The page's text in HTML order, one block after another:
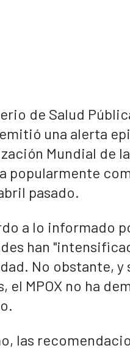
de Salud
una alerta
Mundial de
popularmente
pasado.
a lo informado
han
No obstante,
el MPOX no ha
las